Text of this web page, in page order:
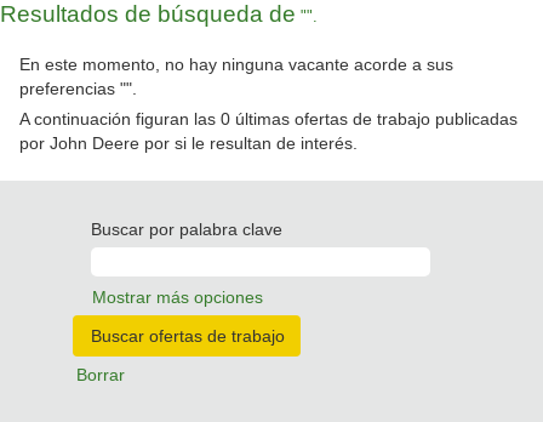
Resultados de búsqueda de "".
En este momento, no hay ninguna vacante acorde a sus
preferencias "".
A continuación figuran las 0 últimas ofertas de trabajo publicadas
por John Deere por si le resultan de interés.
Buscar por palabra clave
Mostrar más opciones
Borrar